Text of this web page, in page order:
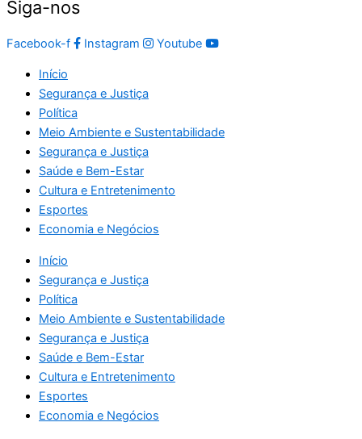
Siga-nos
Facebook-f Instagram Youtube
Início
Segurança e Justiça
Política
Meio Ambiente e Sustentabilidade
Segurança e Justiça
Saúde e Bem-Estar
Cultura e Entretenimento
Esportes
Economia e Negócios
Início
Segurança e Justiça
Política
Meio Ambiente e Sustentabilidade
Segurança e Justiça
Saúde e Bem-Estar
Cultura e Entretenimento
Esportes
Economia e Negócios